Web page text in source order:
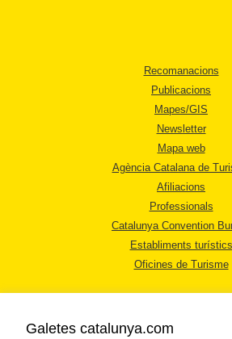
Recomanacions
Publicacions
Mapes/GIS
Newsletter
Mapa web
Agència Catalana de
Afiliacions
Professionals
Catalunya Convention
Establiments turístics
Oficines de Turisme
Galetes catalunya.com